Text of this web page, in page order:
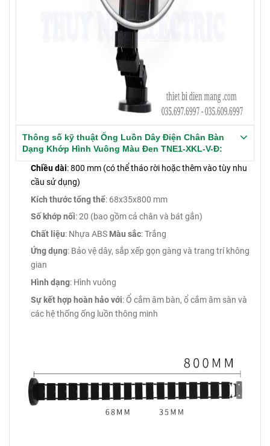
Thông số kỹ thuật Ống Luồn Dây Điện Chân Bàn
Dạng Khớp Hình Vuông Màu Đen TNE1-XKL-V-Đ:
Chiều dài: 800 mm (có thể tháo rời hoặc thêm vào tùy nhu
cầu sử dụng)
Kích thước tổng thể: 68x35x800 mm
Số khớp nối: 20 (bao gồm cả chân và bát gắn)
Chất liệu: Nhựa ABS Màu sắc: Trắng
Ứng dụng: Bảo vệ dây, sắp xếp gọn gàng và trang trí không
gian
Hình dạng: Hình vuông
Sự kết hợp hoàn hảo với: Ổ cắm âm bàn, ổ cắm âm sàn và
các hệ thống ống luồn thông minh